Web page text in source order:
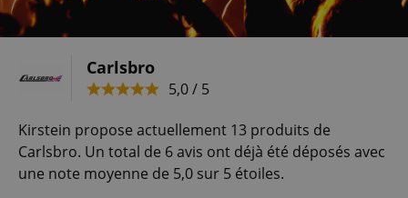
Carlsbro
5,0 / 5
Kirstein propose actuellement 13 produits de
Carlsbro. Un total de 6 avis ont déjà été déposés avec
une note moyenne de 5,0 sur 5 étoiles.